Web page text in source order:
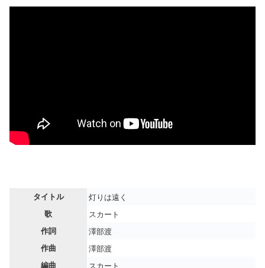
タイトル 灯りは遠く
歌 スカート
作詞 澤部渡
作曲 澤部渡
編曲 スカート